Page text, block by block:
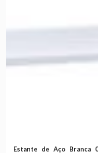
Estante de Aço Branca